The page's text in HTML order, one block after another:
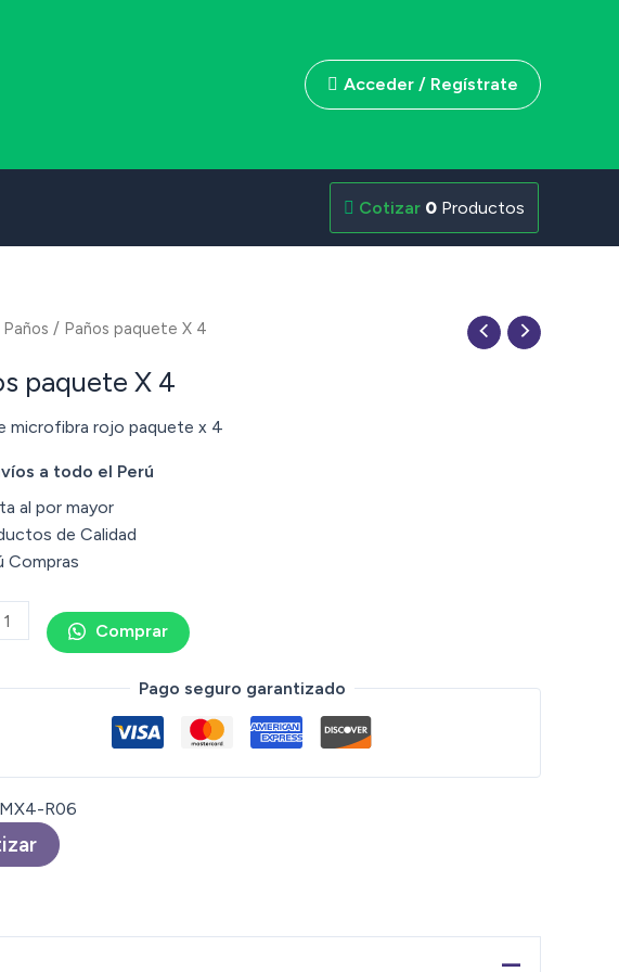
Acceder / Regístrate
0 Productos
Paños / Paños paquete X 4
paquete X 4
microfibra rojo paquete x 4
a todo el Perú
al por mayor
de Calidad
Compras
Comprar
Pago seguro garantizado
R06